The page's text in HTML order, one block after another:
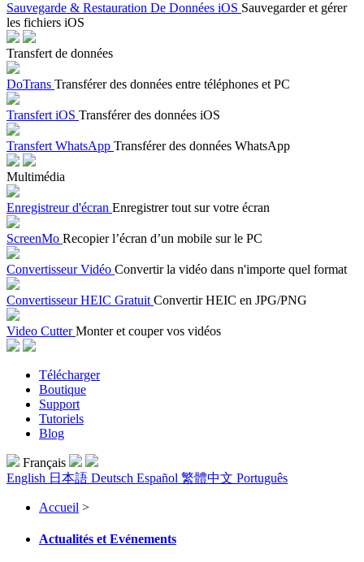
Sauvegarde & Restauration De Données iOS Sauvegarder et gérer
les fichiers iOS
Transfert de données
DoTrans Transférer des données entre téléphones et PC
Transfert iOS Transférer des données iOS
Transfert WhatsApp Transférer des données WhatsApp
Multimédia
Enregistreur d'écran Enregistrer tout sur votre écran
ScreenMo Recopier l’écran d’un mobile sur le PC
Convertisseur Vidéo Convertir la vidéo dans n'importe quel format
Convertisseur HEIC Gratuit Convertir HEIC en JPG/PNG
Video Cutter Monter et couper vos vidéos
Télécharger
Boutique
Support
Tutoriels
Blog
Français
English 日本語 Deutsch Español 繁體中文 Português
Accueil >
Actualités et Evénements